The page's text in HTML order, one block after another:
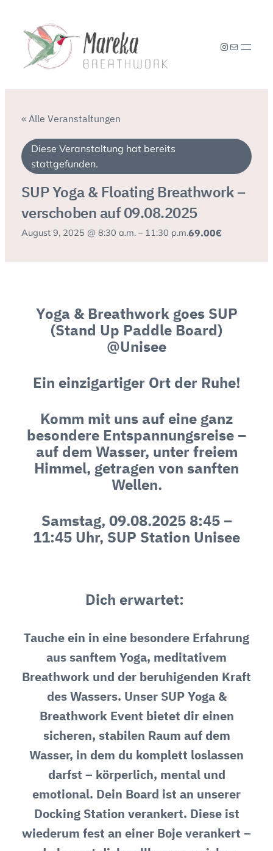
Instagram
E-Mail
« Alle Veranstaltungen
Diese Veranstaltung hat bereits
stattgefunden.
SUP Yoga & Floating Breathwork –
verschoben auf 09.08.2025
August 9, 2025 @ 8:30 a.m.– 11:30 p.m.69.00€
Yoga & Breathwork goes SUP
(Stand Up Paddle Board)
@Unisee
Ein einzigartiger Ort der Ruhe!
Komm mit uns auf eine ganz
besondere Entspannungsreise –
auf dem Wasser, unter freiem
Himmel, getragen von sanften
Wellen.
Samstag, 09.08.2025 8:45 –
11:45 Uhr, SUP Station Unisee
Dich erwartet:
Tauche ein in eine besondere Erfahrung
aus sanftem Yoga, meditativem
Breathwork und der beruhigenden Kraft
des Wassers. Unser SUP Yoga &
Breathwork Event bietet dir einen
sicheren, stabilen Raum auf dem
Wasser, in dem du komplett loslassen
darfst – körperlich, mental und
emotional. Dein Board ist an unserer
Docking Station verankert. Diese ist
wiederum fest an einer Boje verankert –